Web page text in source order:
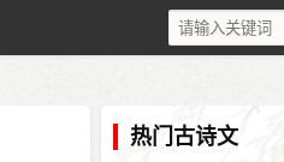
热门古诗文